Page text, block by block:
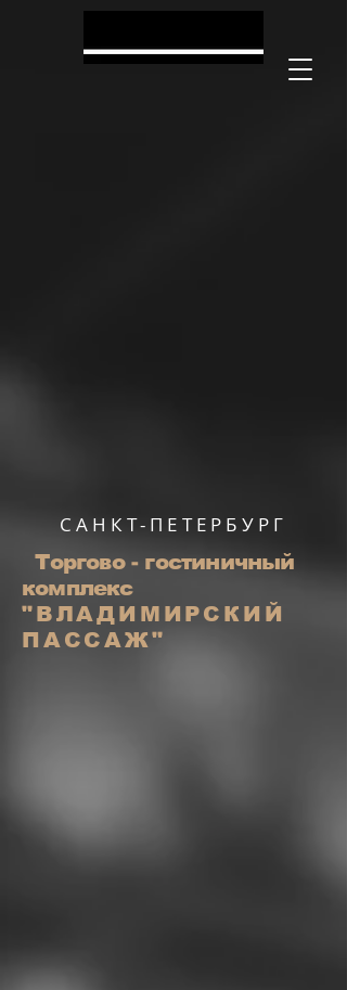
САНКТ-ПЕТЕРБУРГ
Торгово - гостиничный
комплекс
"ВЛАДИМИРСКИЙ
ПАССАЖ"